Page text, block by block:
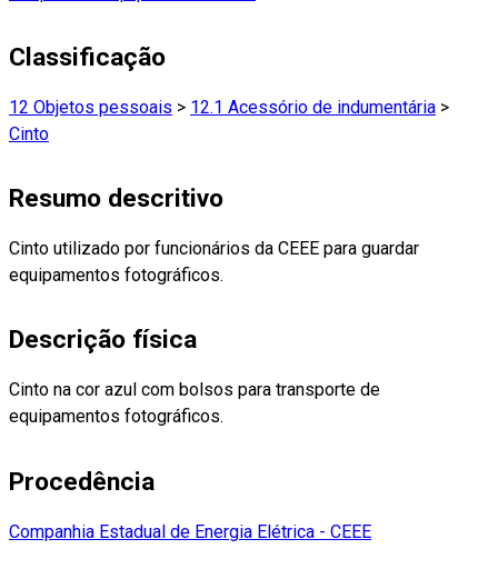
Classificação
12 Objetos pessoais > 12.1 Acessório de indumentária >
Cinto
Resumo descritivo
Cinto utilizado por funcionários da CEEE para guardar
equipamentos fotográficos.
Descrição física
Cinto na cor azul com bolsos para transporte de
equipamentos fotográficos.
Procedência
Companhia Estadual de Energia Elétrica - CEEE